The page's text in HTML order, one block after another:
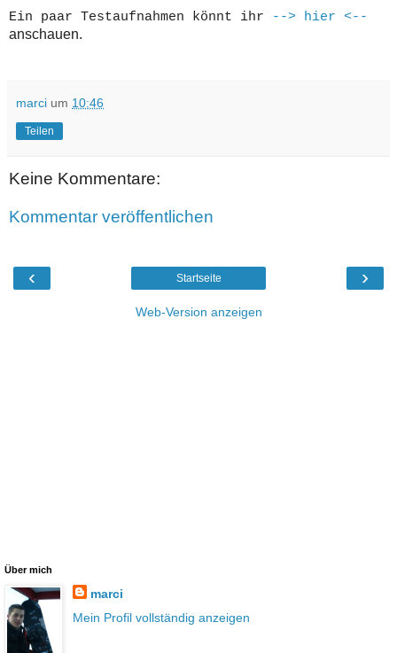
Ein paar Testaufnahmen könnt ihr --> hier <--
anschauen.
marci um 10:46
Teilen
Keine Kommentare:
Kommentar veröffentlichen
‹ ›
Startseite
Web-Version anzeigen
Über mich
marci
Mein Profil vollständig anzeigen